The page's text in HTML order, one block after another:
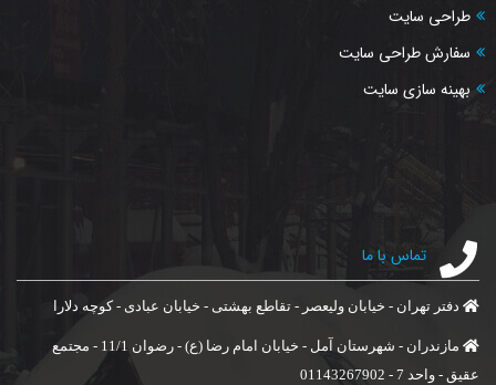
طراحی سایت
سفارش طراحی سایت
بهینه سازی سایت
تماس با ما
دفتر تهران - خیابان ولیعصر - تقاطع بهشتی - خیابان عبادی - کوچه دلارا
مازندران - شهرستان آمل - خیابان امام رضا (ع) - رضوان 11/1 - مجتمع
عقیق - واحد 7 - 01143267902